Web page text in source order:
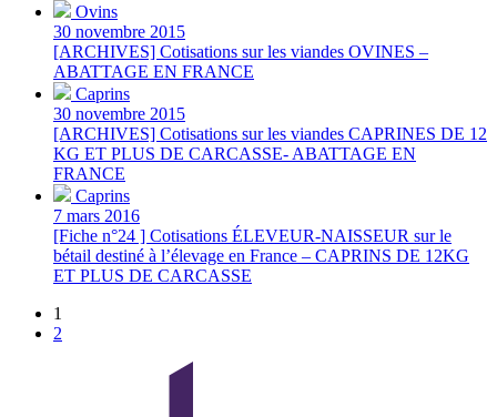
Ovins
30 novembre 2015
[ARCHIVES] Cotisations sur les viandes OVINES –
ABATTAGE EN FRANCE
Caprins
30 novembre 2015
[ARCHIVES] Cotisations sur les viandes CAPRINES DE 12
KG ET PLUS DE CARCASSE- ABATTAGE EN
FRANCE
Caprins
7 mars 2016
[Fiche n°24 ] Cotisations ÉLEVEUR-NAISSEUR sur le
bétail destiné à l’élevage en France – CAPRINS DE 12KG
ET PLUS DE CARCASSE
1
2